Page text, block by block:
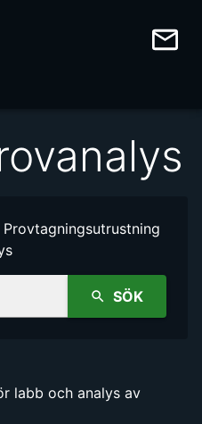
Provtagningsutrustning
SÖK
labb och analys av